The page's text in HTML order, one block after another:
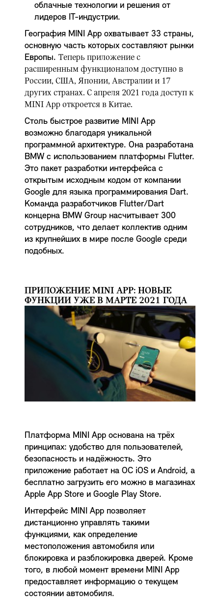
облачные технологии и решения от
лидеров IT-индустрии.
География MINI App охватывает 33 страны,
основную часть которых составляют рынки
Европы. Теперь приложение с
расширенным функционалом доступно в
России, США, Японии, Австралии и 17
других странах. С апреля 2021 года доступ к
MINI App откроется в Китае.
Столь быстрое развитие MINI App
возможно благодаря уникальной
программной архитектуре. Она разработана
BMW с использованием платформы Flutter.
Это пакет разработки интерфейса с
открытым исходным кодом от компании
Google для языка программирования Dart.
Команда разработчиков Flutter/Dart
концерна BMW Group насчитывает 300
сотрудников, что делает коллектив одним
из крупнейших в мире после Google среди
подобных.
ПРИЛОЖЕНИЕ MINI APP: НОВЫЕ
ФУНКЦИИ УЖЕ В МАРТЕ 2021 ГОДА
Платформа MINI App основана на трёх
принципах: удобство для пользователей,
безопасность и надёжность. Это
приложение работает на ОС iOS и Android, а
бесплатно загрузить его можно в магазинах
Apple App Store и Google Play Store.
Интерфейс MINI App позволяет
дистанционно управлять такими
функциями, как определение
местоположения автомобиля или
блокировка и разблокировка дверей. Кроме
того, в любой момент времени MINI App
предоставляет информацию о текущем
состоянии автомобиля.